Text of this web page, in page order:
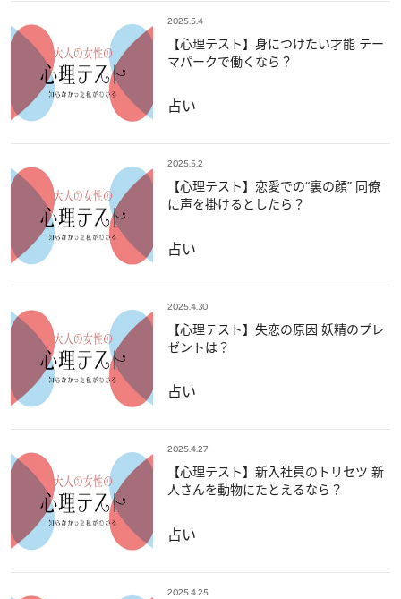
2025.5.4
【心理テスト】身につけたい才能 テー
マパークで働くなら？
占い
2025.5.2
【心理テスト】恋愛での“裏の顔” 同僚
に声を掛けるとしたら？
占い
2025.4.30
【心理テスト】失恋の原因 妖精のプレ
ゼントは？
占い
2025.4.27
【心理テスト】新入社員のトリセツ 新
人さんを動物にたとえるなら？
占い
2025.4.25